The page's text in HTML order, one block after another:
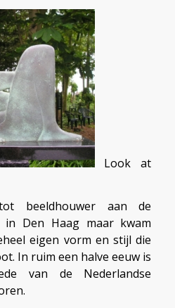
Look at
beeldhouwer aan de
in Den Haag maar kwam
eigen vorm en stijl die
In ruim een halve eeuw is
van de Nederlandse